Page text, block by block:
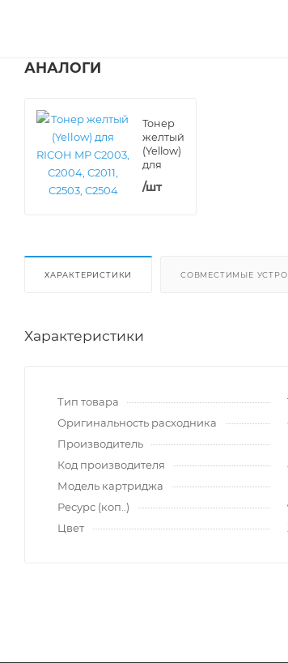
АНАЛОГИ
Тонер
желтый
(Yellow)
для
RICOH
MP
C2504
/шт
ХАРАКТЕРИСТИКИ СОВМЕСТИМЫЕ
Характеристики
Тип товара
Оригинальность расходника
Производитель
Код производителя
Модель картриджа
Ресурс (коп..)
Цвет